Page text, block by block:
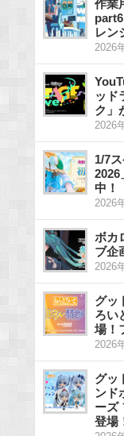
作業
レン
2026
ッド
ク」
2026
1/7
2026
中！
2026
ボカ
ブ企
2026
グッ
ろい
場！
2026
グッ
ンド
ーズ
登場